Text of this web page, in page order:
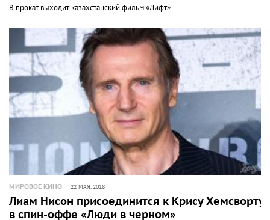
В прокат выходит казахстанский фильм «Лифт»
МИРОВОЕ КИНО 22 МАЯ, 2018
Лиам Нисон присоединится к Крису Хемсворту
в спин-оффе «Люди в черном»